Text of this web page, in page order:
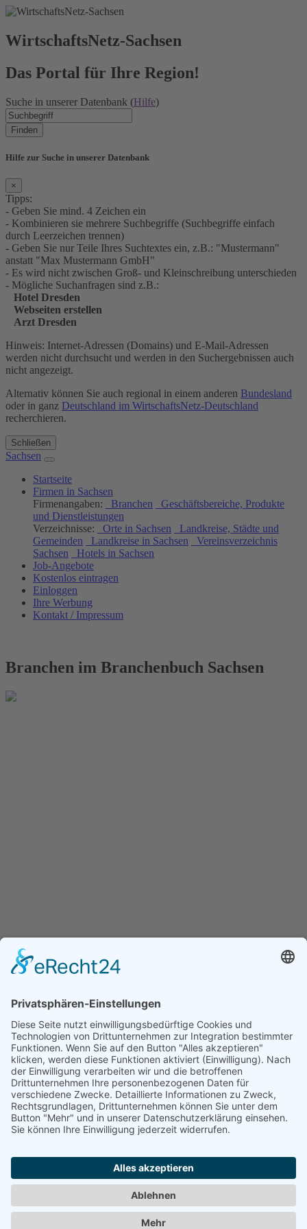
WirtschaftsNetz-Sachsen
Das Portal für Ihre Region!
Suche in unserer Datenbank (Hilfe)
Finden
Hilfe zur Suche in unserer Datenbank
×
Tipps:
- Geben Sie mind. 4 Zeichen ein
- Kombinieren sie mehrere Suchbegriffe (Suchbegriffe einfach
durch Leerzeichen trennen)
- Geben Sie nur Teile Ihres Suchtextes ein, z.B.: "Mustermann"
anstatt "Max Mustermann GmbH"
- Es wird nicht zwischen Groß- und Kleinschreibung unterschieden
- Mögliche Suchanfragen sind z.B.:
Hotel Dresden
Webseiten erstellen
Arzt Dresden
Hinweis: Internet-Adressen (Domains) und E-Mail-Adressen
werden nicht durchsucht und werden in den Suchergebnissen auch
nicht angezeigt.
Alternativ können Sie auch regional in einem anderen Bundesland
oder in ganz Deutschland im WirtschaftsNetz-Deutschland
recherchieren.
Schließen
Sachsen
Startseite
Firmen in Sachsen
Firmenangaben:
Branchen
Geschäftsbereiche, Produkte
und Dienstleistungen
Verzeichnisse:
Orte in Sachsen
Landkreise, Städte und
Gemeinden
Landkreise in Sachsen
Vereinsverzeichnis
Sachsen
Hotels in Sachsen
Job-Angebote
Kostenlos eintragen
Einloggen
Ihre Werbung
Kontakt / Impressum
Branchen im Branchenbuch Sachsen
Aktuell eingestellter Filter:Branche: 33.19.0 Reparatur und
Instandhaltung von sonstigen Ausrüstungen (Filter entfernen )
Möchten Sie den Filter/die Suche weiter verfeinern, können Sie in
das Suchfeld oben einen zusätzlichen Suchbegriff eingeben.
Gefundene Einträge: 2 Einträge gefunden
Suchergebnisse
Hubert Reuther Maschinen und Geräte, Schlüsselservice